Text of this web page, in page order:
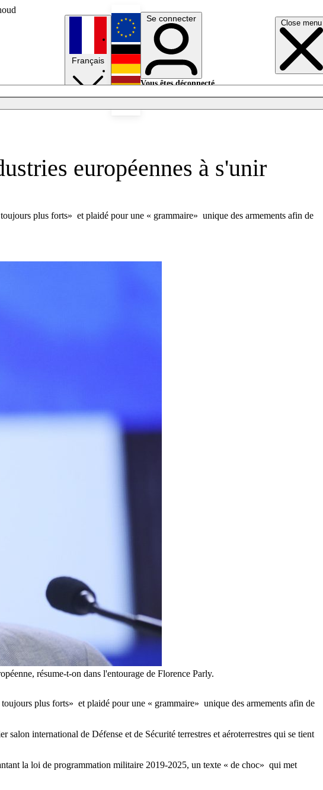
Close menu
Français
English
Deutsch
Se connecter
Vous êtes déconnecté.
européennes à s'unir
plus forts» et plaidé pour une « grammaire» unique des armements afin de
résume-t-on dans l'entourage de Florence Parly.
plus forts» et plaidé pour une « grammaire» unique des armements afin de
international de Défense et de Sécurité terrestres et aéroterrestres qui se tient
la loi de programmation militaire 2019-2025, un texte « de choc» qui met